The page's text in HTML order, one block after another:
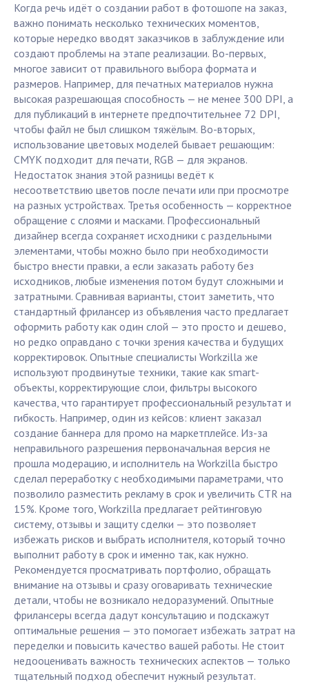
Когда речь идёт о создании работ в фотошопе на заказ,
важно понимать несколько технических моментов,
которые нередко вводят заказчиков в заблуждение или
создают проблемы на этапе реализации. Во-первых,
многое зависит от правильного выбора формата и
размеров. Например, для печатных материалов нужна
высокая разрешающая способность — не менее 300 DPI, а
для публикаций в интернете предпочтительнее 72 DPI,
чтобы файл не был слишком тяжёлым. Во-вторых,
использование цветовых моделей бывает решающим:
CMYK подходит для печати, RGB — для экранов.
Недостаток знания этой разницы ведёт к
несоответствию цветов после печати или при просмотре
на разных устройствах. Третья особенность — корректное
обращение с слоями и масками. Профессиональный
дизайнер всегда сохраняет исходники с раздельными
элементами, чтобы можно было при необходимости
быстро внести правки, а если заказать работу без
исходников, любые изменения потом будут сложными и
затратными. Сравнивая варианты, стоит заметить, что
стандартный фрилансер из объявления часто предлагает
оформить работу как один слой — это просто и дешево,
но редко оправдано с точки зрения качества и будущих
корректировок. Опытные специалисты Workzilla же
используют продвинутые техники, такие как smart-
объекты, корректирующие слои, фильтры высокого
качества, что гарантирует профессиональный результат и
гибкость. Например, один из кейсов: клиент заказал
создание баннера для промо на маркетплейсе. Из-за
неправильного разрешения первоначальная версия не
прошла модерацию, и исполнитель на Workzilla быстро
сделал переработку с необходимыми параметрами, что
позволило разместить рекламу в срок и увеличить CTR на
15%. Кроме того, Workzilla предлагает рейтинговую
систему, отзывы и защиту сделки — это позволяет
избежать рисков и выбрать исполнителя, который точно
выполнит работу в срок и именно так, как нужно.
Рекомендуется просматривать портфолио, обращать
внимание на отзывы и сразу оговаривать технические
детали, чтобы не возникало недоразумений. Опытные
фрилансеры всегда дадут консультацию и подскажут
оптимальные решения — это помогает избежать затрат на
переделки и повысить качество вашей работы. Не стоит
недооценивать важность технических аспектов — только
тщательный подход обеспечит нужный результат.